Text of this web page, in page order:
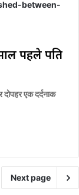
पहले पति
एक दर्दनाक
Next page